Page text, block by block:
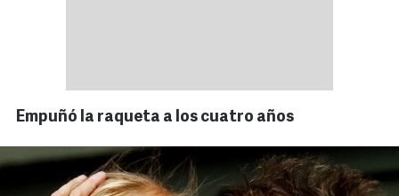
Empuñó la raqueta a los cuatro años